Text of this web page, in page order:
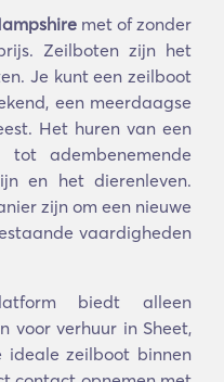
met of zonder
Zeilboten zijn het
Je kunt een zeilboot
een meerdaagse
Het huren van een
adembenemende
en het dierenleven.
zijn om een nieuwe
vaardigheden
biedt alleen
voor verhuur in Sheet,
ideale zeilboot binnen